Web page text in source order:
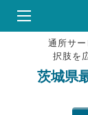
通所サ
択肢を
茨城県